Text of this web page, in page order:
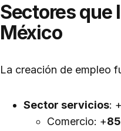
Sectores que
México
La creación de empleo
Sector servicios: +
Comercio: +